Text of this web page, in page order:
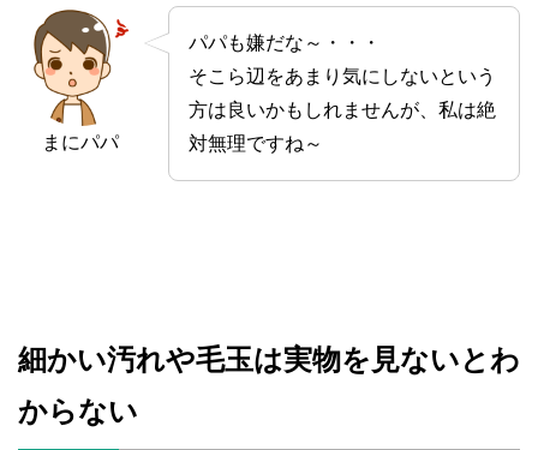
まにパパ
パパも嫌だな～・・・
そこら辺をあまり気にしないという
方は良いかもしれませんが、私は絶
対無理ですね～
細かい汚れや毛玉は実物を見ないとわ
からない